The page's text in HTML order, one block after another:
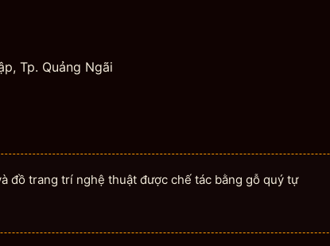
Tp. Quảng Ngãi
đồ trang trí nghệ thuật được chế tác bằng gỗ quý tự